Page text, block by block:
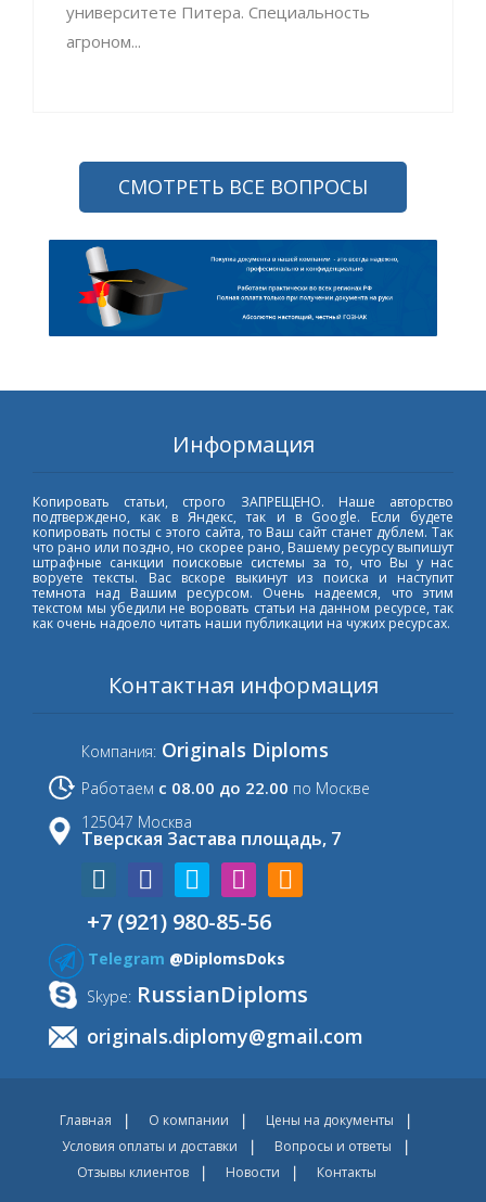
университете Питера. Специальность
агроном...
СМОТРЕТЬ ВСЕ ВОПРОСЫ
Информация
Копировать статьи, строго ЗАПРЕЩЕНО. Наше авторство
подтверждено, как в Яндекс, так и в Google. Если будете
копировать посты с этого сайта, то Ваш сайт станет дублем. Так
что рано или поздно, но скорее рано, Вашему ресурсу выпишут
штрафные санкции поисковые системы за то, что Вы у нас
воруете тексты. Вас вскоре выкинут из поиска и наступит
темнота над Вашим ресурсом. Очень надеемся, что этим
текстом мы убедили не воровать статьи на данном ресурсе, так
как очень надоело читать наши публикации на чужих ресурсах.
Контактная информация
Компания: Originals Diploms
Работаем с 08.00 до 22.00 по Москве
125047 Москва
Тверская Застава площадь, 7
+7 (921) 980-85-56
Telegram @DiplomsDoks
Skype: RussianDiploms
originals.diplomy@gmail.com
Главная О компании
Цены на документы
Условия оплаты и доставки
Вопросы и ответы
Отзывы клиентов
Новости Контакты